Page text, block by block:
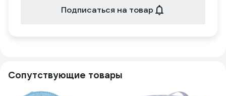
Подписаться на товар
Сопутствующие товары